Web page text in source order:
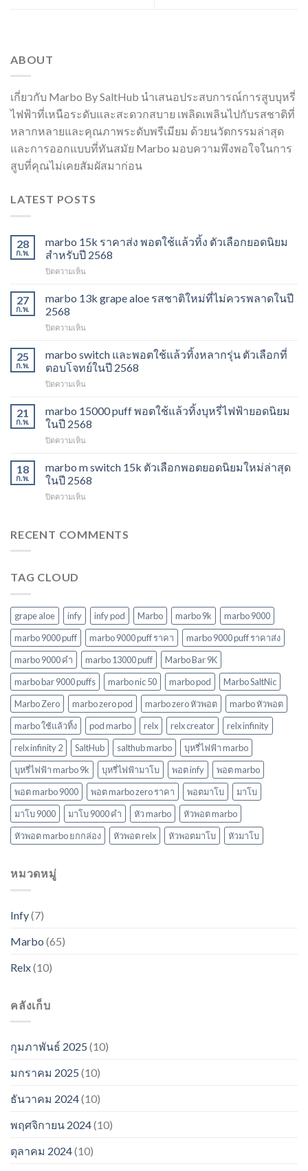
ABOUT
เกี่ยวกับ Marbo By SaltHub นำเสนอประสบการณ์การสูบบุหรี่
ไฟฟ้าที่เหนือระดับและสะดวกสบาย เพลิดเพลินไปกับรสชาติที่
หลากหลายและคุณภาพระดับพรีเมียม ด้วยนวัตกรรมล่าสุด
และการออกแบบที่ทันสมัย Marbo มอบความพึงพอใจในการ
สูบที่คุณไม่เคยสัมผัสมาก่อน
LATEST POSTS
28
ก.พ.
marbo 15k ราคาส่ง พอตใช้แล้วทิ้ง ตัวเลือกยอดนิยม
สำหรับปี 2568
ปิดความเห็น
15k
ราคา
พอต
แล้ว
ทิ้ง
เลือก
นิยม
สำหรับ
2568
27
ก.พ.
marbo 13k grape aloe รสชาติใหม่ที่ไม่ควรพลาดในปี
2568
ปิดความเห็น
13k
grape
aloe
รสชาติ
ที่
ไม่
พลาด
2568
25
ก.พ.
marbo switch และพอตใช้แล้วทิ้งหลากรุ่น ตัวเลือกที่
ตอบโจทย์ในปี 2568
ปิดความเห็น
switch
และ
พอต
ใช้
ทิ้ง
หลาก
ตัว
ตอบ
21
ก.พ.
marbo 15000 puff พอตใช้แล้วทิ้งบุหรี่ไฟฟ้ายอดนิยม
ในปี 2568
ปิดความเห็น
15000
puff
พอต
ใช้
บุหรี่
18
ก.พ.
marbo m switch 15k ตัวเลือกพอตยอดนิยมใหม่ล่าสุด
ในปี 2568
ปิดความเห็น
switch
นิยม
ใหม่
ล่าสุด
ในปี
2568
RECENT COMMENTS
TAG CLOUD
grape aloe infy infy pod Marbo marbo 9k
marbo 9000
marbo 9000 puff
marbo 9000 puff ราคา
marbo 9000 puff ราคาส่ง
marbo 9000 คํา
marbo 13000 puff
Marbo Bar 9K
marbo bar 9000 puffs
marbo nic 50 marbo pod
Marbo SaltNic
Marbo Zero
marbo zero pod marbo zero หัวพอต
marbo หัวพอต
marbo ใช้แล้วทิ้ง
pod marbo relx relx creator
relx infinity
relx infinity 2
SaltHub salthub marbo
บุหรี่ไฟฟ้า marbo
บุหรี่ไฟฟ้า marbo 9k
บุหรี่ไฟฟ้ามาโบ พอต infy
พอต marbo
พอต marbo 9000
พอต marbo zero ราคา พอตมาโบ
มาโบ
มาโบ 9000
มาโบ 9000 คํา หัว marbo
หัวพอต marbo
หัวพอต marbo ยกกล่อง
หัวพอต relx หัวพอตมาโบ หัวมาโบ
หมวดหมู่
Infy(7)
Marbo (65)
Relx(10)
คลังเก็บ
กุมภาพันธ์ 2025 (10)
มกราคม 2025 (10)
ธันวาคม 2024(10)
พฤศจิกายน 2024(10)
ตุลาคม 2024(10)